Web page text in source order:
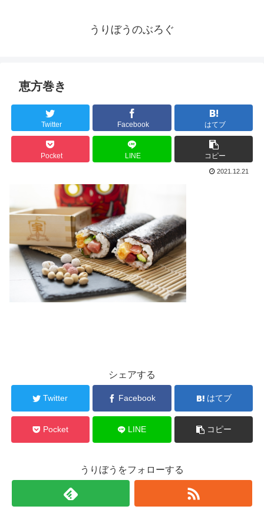
うりぼうのぶろぐ
恵方巻き
Twitter Facebook はてブ
Pocket LINE コピー
2021.12.21
シェアする
Twitter Facebook はてブ
Pocket LINE コピー
うりぼうをフォローする